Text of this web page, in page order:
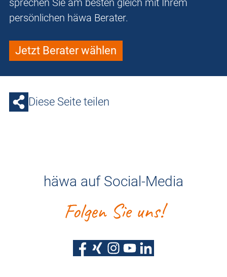
sprechen Sie am besten gleich mit Ihrem
persönlichen häwa Berater.
Jetzt Berater wählen
Diese Seite teilen
häwa auf Social-Media
Folgen Sie uns!